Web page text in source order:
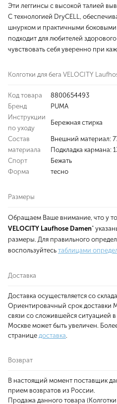
Эти леггинсы с высокой талией
С технологией DryCELL,
шнурком и практичными
подходит для любителей
чувствовать себя уверенно при
Колготки для бега VELOCITY
Код товара
8800654493
Бренд
PUMA
Инструкции
по уходу
Бережная стирка
Состав
материала
Внешний материал:
Подкладка кармана:
Спорт
Бежать
Форма
тесно
Размеры
Обращаем Ваше внимание, что у
VELOCITY Laufhose Damen"
размеры. Для правильного
воспользуйтесь таблицами
Доставка
Доставка осуществляется со
Ориентировачный срок доставки
связи со сложившейся ситуацией
Москве может быть увеличен.
странице доставка.
Возврат
В настоящий момент поставщик
прием возвратов из России.
Продажа данного товара